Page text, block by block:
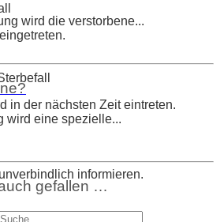
in der nächsten Zeit eintreten.
informieren.
wird die verstorbene...
wird eine spezielle...
gefallen …